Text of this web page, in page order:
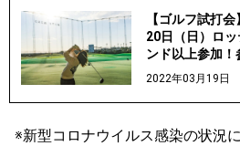
【ゴルフ試打
20日（日）ロ
ンド以上参加！
2022年03月19日
※新型コロナウイルス感染の状況